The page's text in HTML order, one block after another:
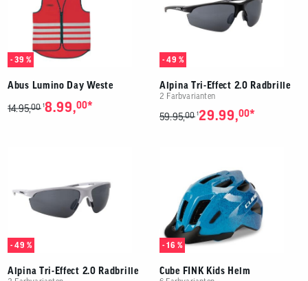
- 39 %
Abus Lumino Day Weste
14.95,00 18.99,00*
- 49 %
Alpina Tri-Effect 2.0 Radbrille
2 Farbvarianten
59.95,00 129.99,00*
- 49 %
Alpina Tri-Effect 2.0 Radbrille
- 16 %
Cube FINK Kids Helm